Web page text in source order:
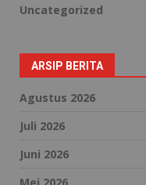
Uncategorized
ARSIP BERITA
Agustus 2026
Juli 2026
Juni 2026